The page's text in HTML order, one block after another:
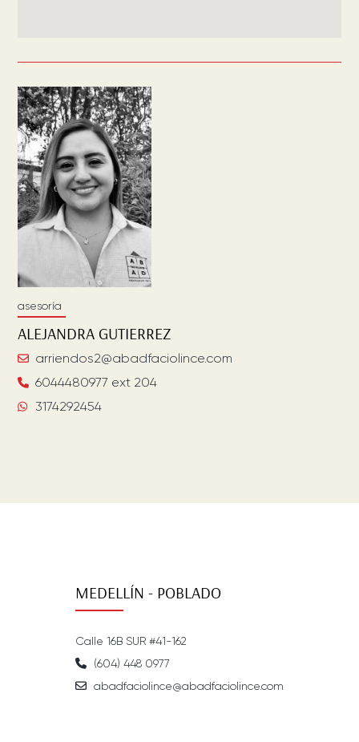
asesoría
ALEJANDRA GUTIERREZ
arriendos2@abadfaciolince.com
6044480977 ext 204
3174292454
MEDELLÍN - POBLADO
Calle 16B SUR #41-162
(604) 448 0977
abadfaciolince@abadfaciolince.com